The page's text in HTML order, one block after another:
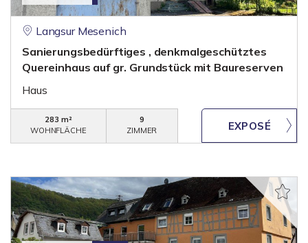
Langsur Mesenich
Sanierungsbedürftiges , denkmalgeschütztes
Quereinhaus auf gr. Grundstück mit Baureserven
Haus
283 m²
WOHNFLÄCHE
9
ZIMMER